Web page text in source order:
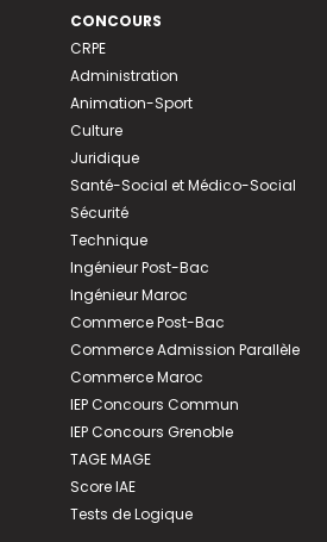
CONCOURS
CRPE
Administration
Animation-Sport
Culture
Juridique
Santé-Social et Médico-Social
Sécurité
Technique
Ingénieur Post-Bac
Ingénieur Maroc
Commerce Post-Bac
Commerce Admission Parallèle
Commerce Maroc
IEP Concours Commun
IEP Concours Grenoble
TAGE MAGE
Score IAE
Tests de Logique